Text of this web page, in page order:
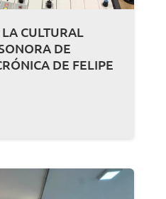
CULTURAL
DE
DE FELIPE